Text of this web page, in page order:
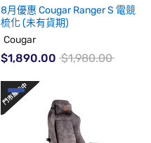
8月優惠 Cougar Ranger S 電競
梳化 (未有貨期)
Cougar
$1,890.00 $1,980.00